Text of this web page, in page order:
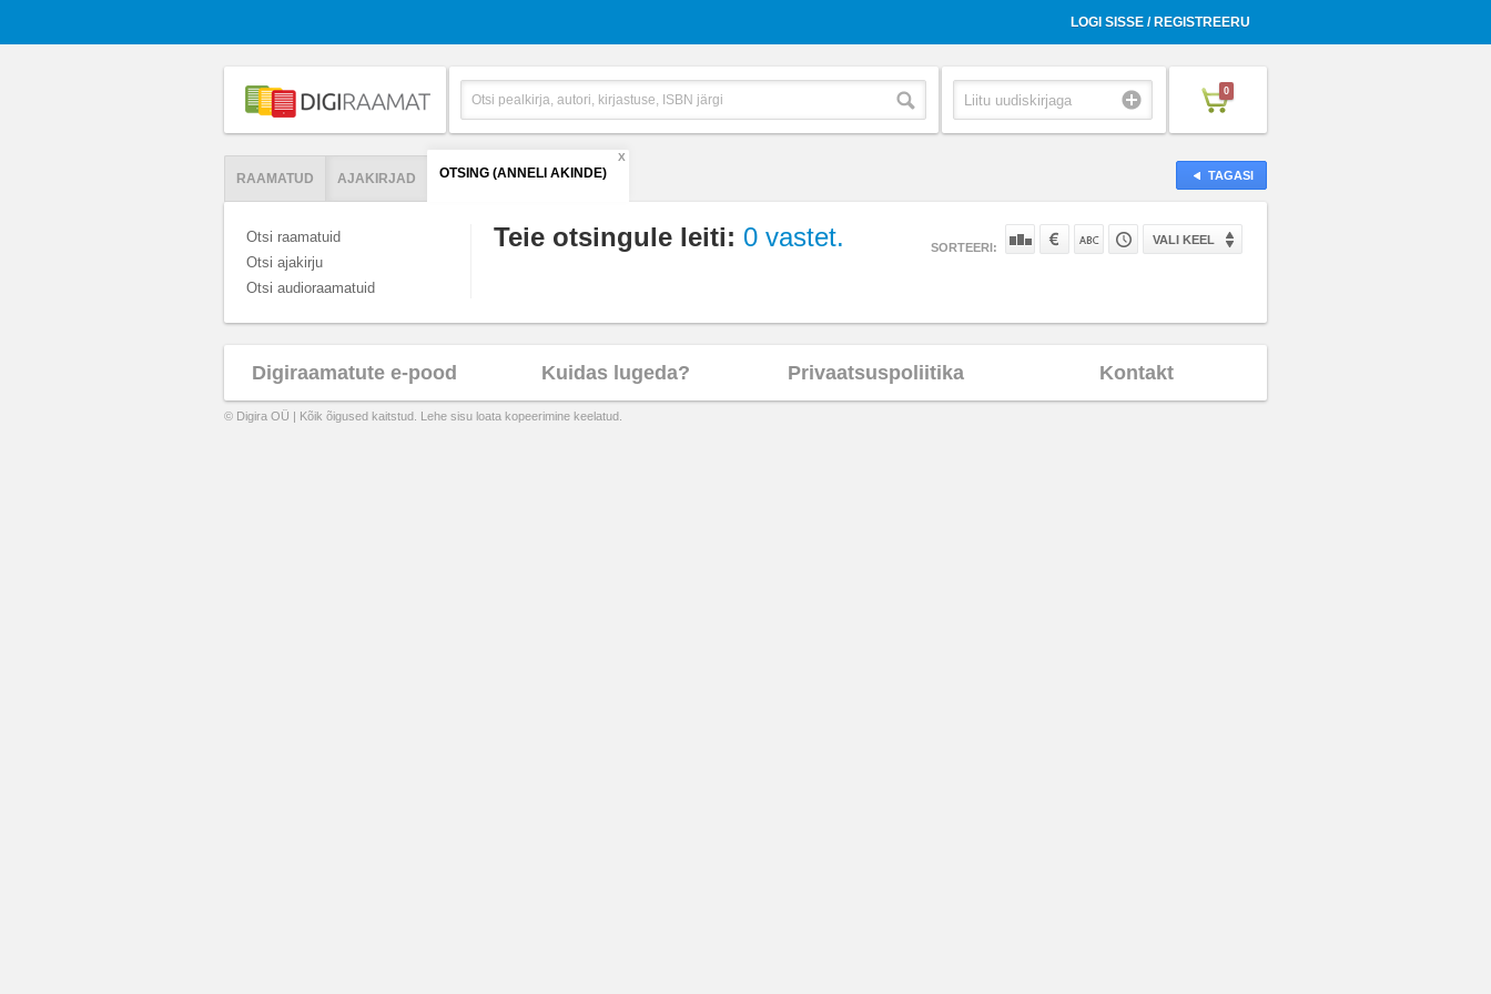
LOGI SISSE / REGISTREERU
0
TAGASI
RAAMATUD AJAKIRJAD OTSING (ANNELI AKINDE)
X
Otsi raamatuid
Otsi ajakirju
Otsi audioraamatuid
Teie otsingule leiti: 0 vastet. SORTEERI:
VALI KEEL
Digiraamatute e-pood Kuidas lugeda? Privaatsuspoliitika Kontakt
© Digira OÜ | Kõik õigused kaitstud. Lehe sisu loata kopeerimine keelatud.